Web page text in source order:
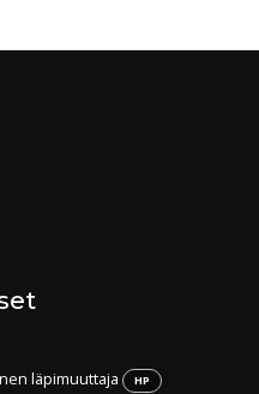
läpimuuttaja HP